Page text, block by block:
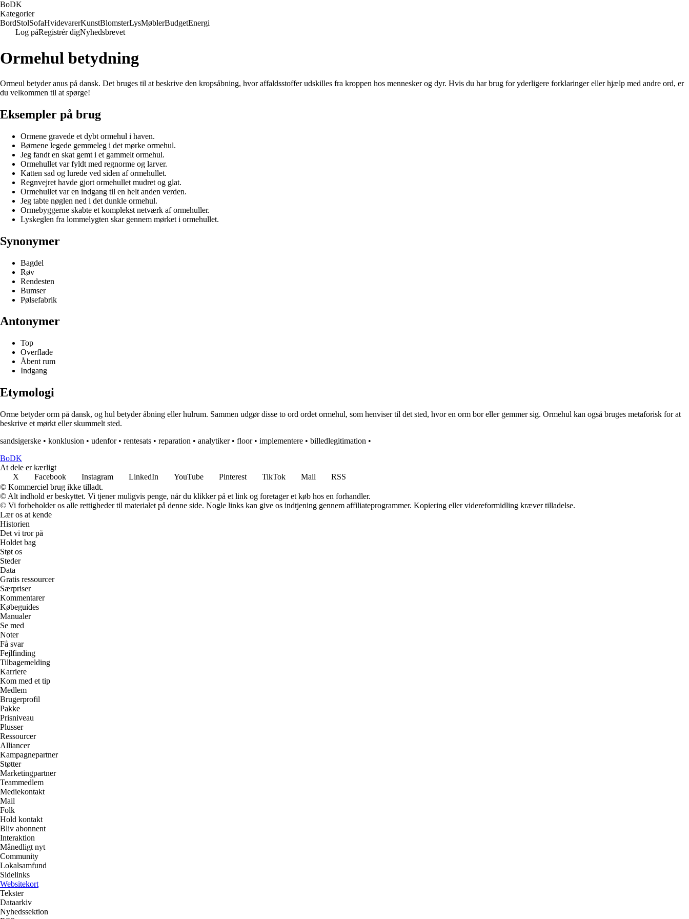
BoDK
Kategorier
BordStolSofaHvidevarerKunstBlomsterLysMøblerBudgetEnergi
Log påRegistrér digNyhedsbrevet
Ormehul betydning
Ormeul betyder anus på dansk. Det bruges til at beskrive den kropsåbning, hvor affaldsstoffer udskilles fra kroppen hos mennesker og dyr. Hvis du har brug for yderligere forklaringer eller hjælp med andre ord, er
du velkommen til at spørge!
Eksempler på brug
Ormene gravede et dybt ormehul i haven.
Børnene legede gemmeleg i det mørke ormehul.
Jeg fandt en skat gemt i et gammelt ormehul.
Ormehullet var fyldt med regnorme og larver.
Katten sad og lurede ved siden af ormehullet.
Regnvejret havde gjort ormehullet mudret og glat.
Ormehullet var en indgang til en helt anden verden.
Jeg tabte nøglen ned i det dunkle ormehul.
Ormebyggerne skabte et komplekst netværk af ormehuller.
Lyskeglen fra lommelygten skar gennem mørket i ormehullet.
Synonymer
Bagdel
Røv
Rendesten
Bumser
Pølsefabrik
Antonymer
Top
Overflade
Åbent rum
Indgang
Etymologi
Orme betyder orm på dansk, og hul betyder åbning eller hulrum. Sammen udgør disse to ord ordet ormehul, som henviser til det sted, hvor en orm bor eller gemmer sig. Ormehul kan også bruges metaforisk for at
beskrive et mørkt eller skummelt sted.
sandsigerske • konklusion • udenfor• rentesats • reparation • analytiker• floor• implementere • billedlegitimation •
BoDK
At dele er kærligt
X
Facebook Instagram LinkedIn YouTube Pinterest TikTok Mail
RSS
© Kommerciel brug ikke tilladt.
© Alt indhold er beskyttet. Vi tjener muligvis penge, når du klikker på et link og foretager et køb hos en forhandler.
© Vi forbeholder os alle rettigheder til materialet på denne side. Nogle links kan give os indtjening gennem affiliateprogrammer. Kopiering eller videreformidling kræver tilladelse.
Lær os at kende
Historien
Det vi tror på
Holdet bag
Støt os
Steder
Data
Gratis ressourcer
Særpriser
Kommentarer
Købeguides
Manualer
Se med
Noter
Få svar
Fejlfinding
Tilbagemelding
Karriere
Kom med et tip
Medlem
Brugerprofil
Pakke
Prisniveau
Plusser
Ressourcer
Alliancer
Kampagnepartner
Støtter
Marketingpartner
Teammedlem
Mediekontakt
Mail
Folk
Hold kontakt
Bliv abonnent
Interaktion
Månedligt nyt
Community
Lokalsamfund
Sidelinks
Websitekort
Tekster
Dataarkiv
Nyhedssektion